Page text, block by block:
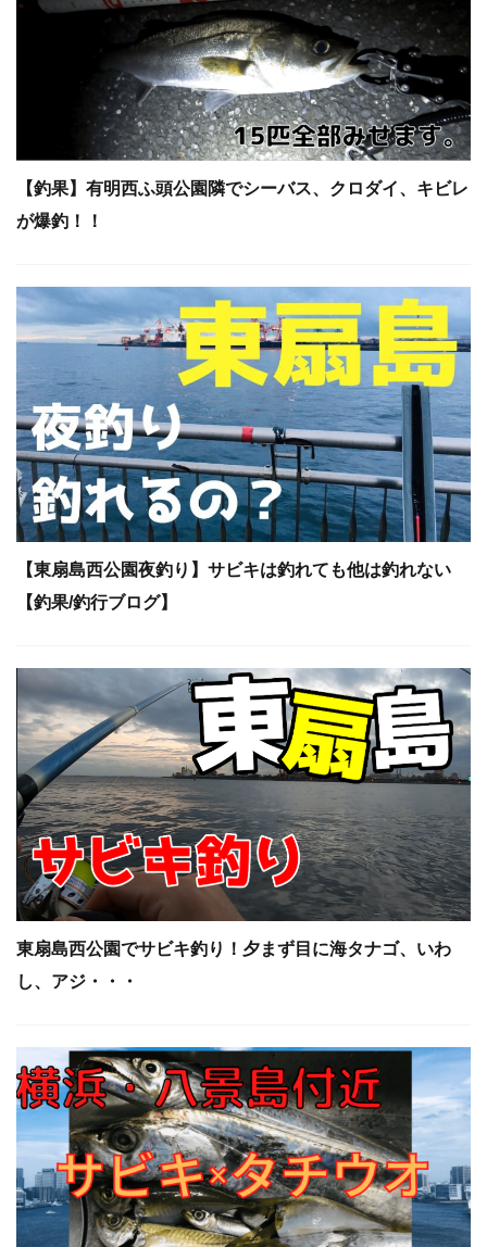
【釣果】有明西ふ頭公園隣でシーバス、クロダイ、キビレ
が爆釣！！
【東扇島西公園夜釣り】サビキは釣れても他は釣れない
【釣果/釣行ブログ】
東扇島西公園でサビキ釣り！夕まず目に海タナゴ、いわ
し、アジ・・・